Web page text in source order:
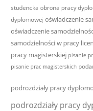
studencka obrona pracy
dyplomowej oświadczenie
oświadczenie
samodzielności w pracy
pracy magisterskiej pisanie
pisanie prac magisterskich
podrozdziały pracy
podrozdziały pracy